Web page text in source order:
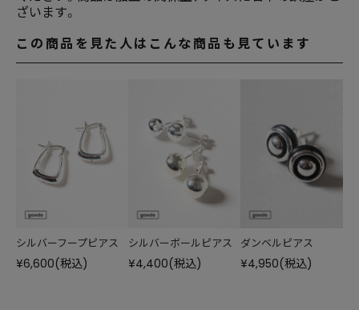
ざいます。
この商品を見た人はこんな商品も見ています
シルバーフープピアス
¥6,600(税込)
シルバーボールピアス
¥4,400(税込)
ダンベルピアス
¥4,950(税込)